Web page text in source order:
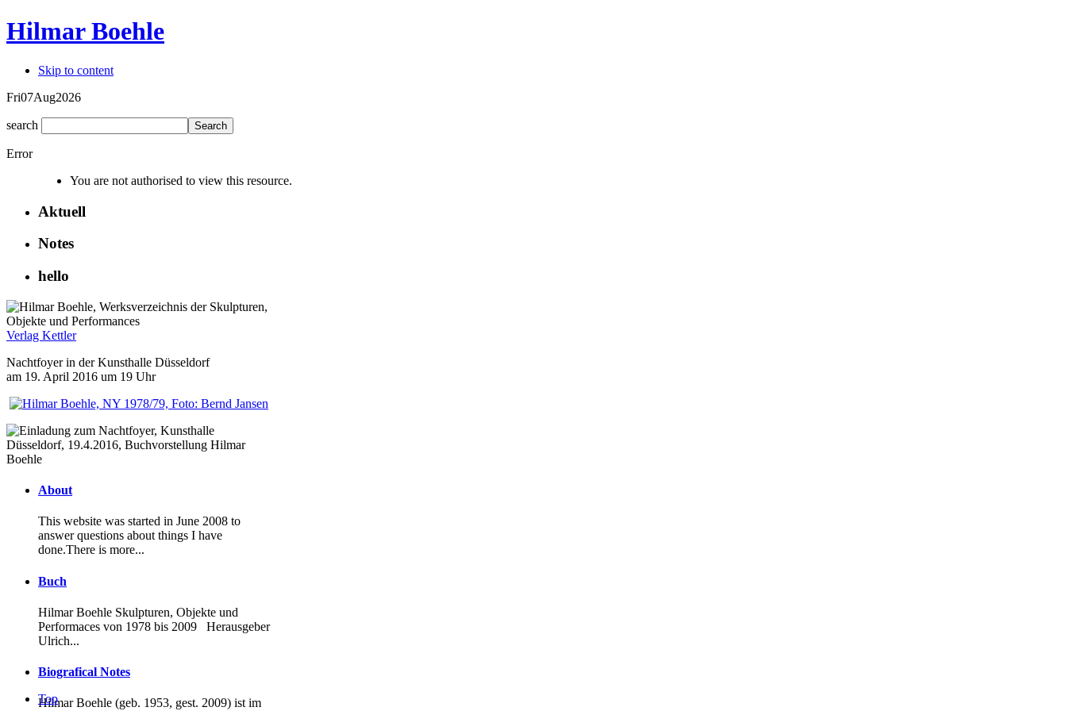
Hilmar Boehle
Skip to content
Fri07Aug2026
search
Error
You are not authorised to view this resource.
Aktuell
Notes
hello
Verlag Kettler
Nachtfoyer in der Kunsthalle Düsseldorf
am 19. April 2016 um 19 Uhr
About
This website was started in June 2008 to
answer questions about things I have
done.There is more...
Buch
Hilmar Boehle Skulpturen, Objekte und
Performaces von 1978 bis 2009
Herausgeber
Ulrich...
Biografical Notes
Hilmar Boehle (geb. 1953, gest. 2009) ist im
Top